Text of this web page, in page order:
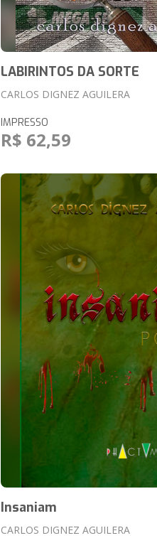
LABIRINTOS DA SORTE
CARLOS DIGNEZ AGUILERA
IMPRESSO
R$ 62,59
Insaniam
CARLOS DIGNEZ AGUILERA